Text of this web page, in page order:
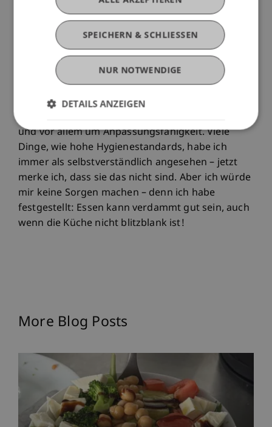
Formalitäten gewöhnt ist. Aber wenn man
darüber nachdenkt, machen die Unterschiede
Sinn – denn Ho-Chi-Minh-Stadt ist eine sehr junge
Stadt, in der alles gleichzeitig passiert. Da ist es
logisch, dass auch beim Essen Effizienz und
Tempo eine grosse Rolle spielen. Ich habe hier
gelernt, dass es beim Essen nicht nur um das
und vor allem um Anpassungsfähigkeit. Viele
Dinge, wie hohe Hygienestandards, habe ich
immer als selbstverständlich angesehen – jetzt
merke ich, dass sie das nicht sind. Aber ich würde
mir keine Sorgen machen – denn ich habe
festgestellt: Essen kann verdammt gut sein, auch
wenn die Küche nicht blitzblank ist!
More Blog Posts
SPEICHERN & SCHLIESSEN
NUR NOTWENDIGE
DETAILS ANZEIGEN